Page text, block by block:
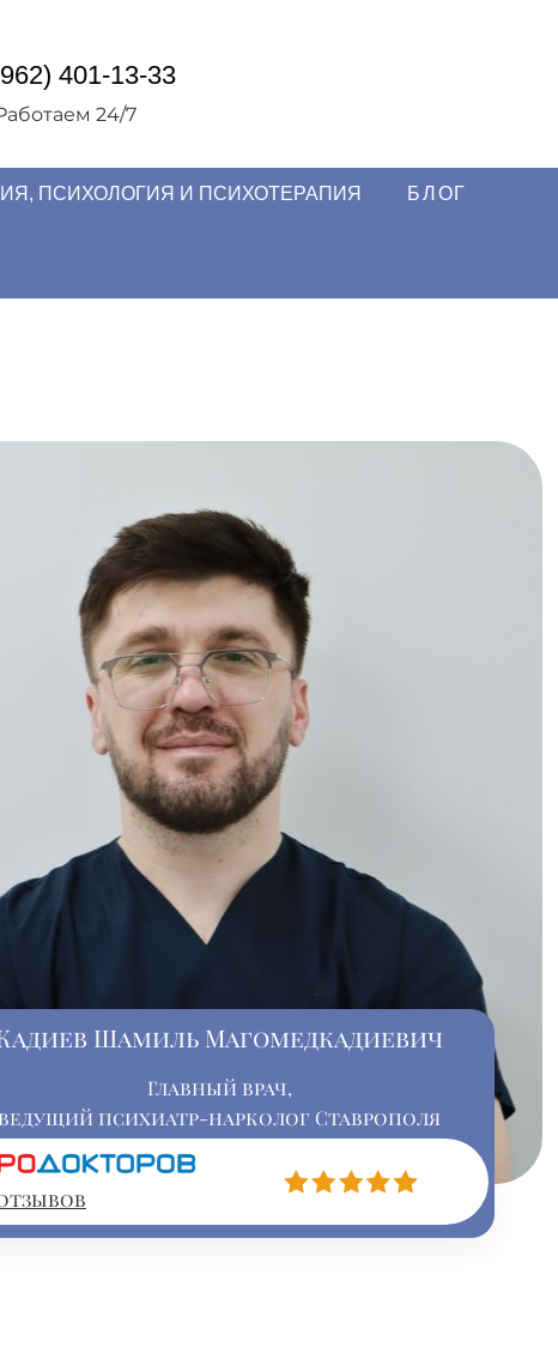
401-13-33
24/7
ПСИХОЛОГИЯ И ПСИХОТЕРАПИЯ БЛОГ
Шамиль Магомедкадиевич
Главный врач,
ведущий психиатр-нарколог Ставрополя